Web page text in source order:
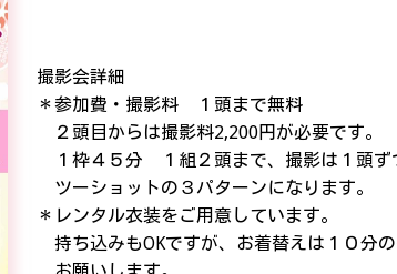
撮影会詳細
＊参加費・撮影料 １頭まで無料
２頭目からは撮影料2,200円が必要です。
１枠４５分 １組２頭まで、撮影は１頭ず
ツーショットの３パターンになります。
＊レンタル衣装をご用意しています。
持ち込みもOKですが、お着替えは１０分